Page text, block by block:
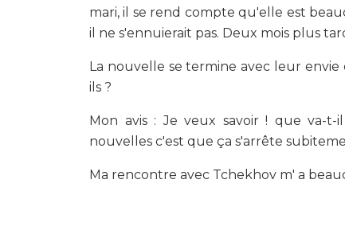
mari, il se rend compte qu'elle est
il ne s'ennuierait pas. Deux mois plus
La nouvelle se termine avec leur
ils ?
Mon avis : Je veux savoir ! que va-
nouvelles c'est que ça s'arrête
Ma rencontre avec Tchekhov m' a